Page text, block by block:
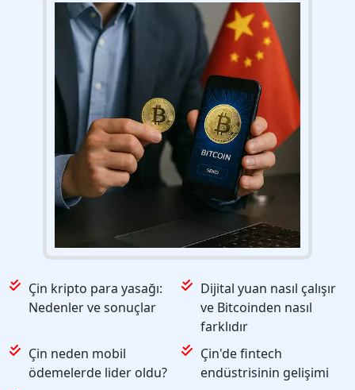
Çin kripto para yasağı:
Nedenler ve sonuçlar
Dijital yuan nasıl çalışır
ve Bitcoinden nasıl
farklıdır
Çin neden mobil
ödemelerde lider oldu?
Çin'de fintech
endüstrisinin gelişimi